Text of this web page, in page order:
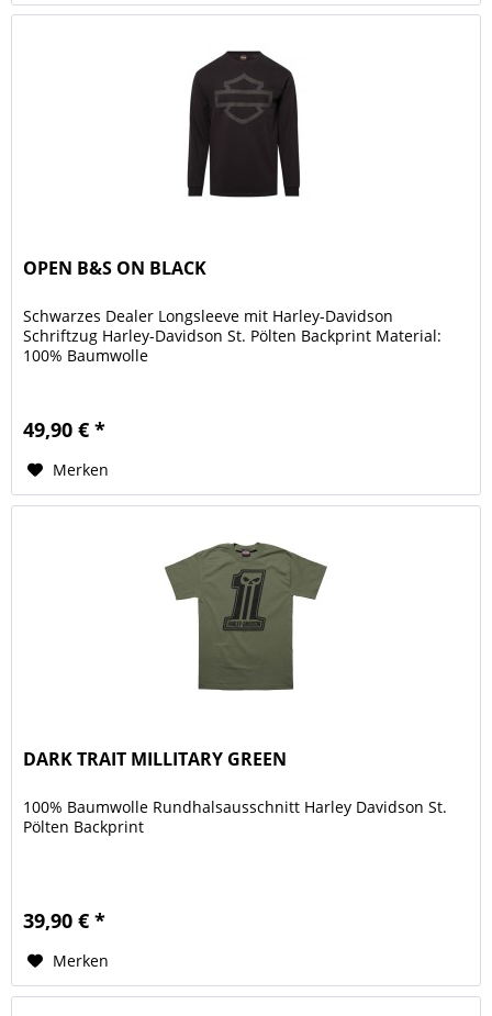
OPEN B&S ON BLACK
Schwarzes Dealer Longsleeve mit Harley-Davidson
Schriftzug Harley-Davidson St. Pölten Backprint Material:
100% Baumwolle
49,90 € *
Merken
DARK TRAIT MILLITARY GREEN
100% Baumwolle Rundhalsausschnitt Harley Davidson St.
Pölten Backprint
39,90 € *
Merken